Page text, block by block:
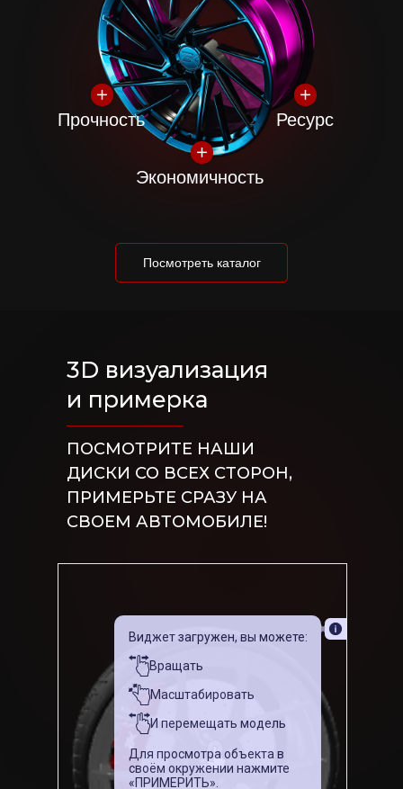
Прочность Ресурс
Экономичность
Посмотреть каталог
ПОСМОТРИТЕ НАШИ
ДИСКИ СО ВСЕХ СТОРОН,
ПРИМЕРЬТЕ СРАЗУ НА
СВОЕМ АВТОМОБИЛЕ!
ПРИМЕРЬТЕ СРАЗУ НА СВОЕМ
АВТОМОБИЛЕ!
3D визуализация
и примерка